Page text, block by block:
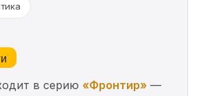
в серию «Фронтир» —